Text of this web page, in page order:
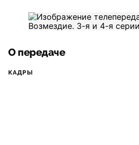
О передаче
КАДРЫ